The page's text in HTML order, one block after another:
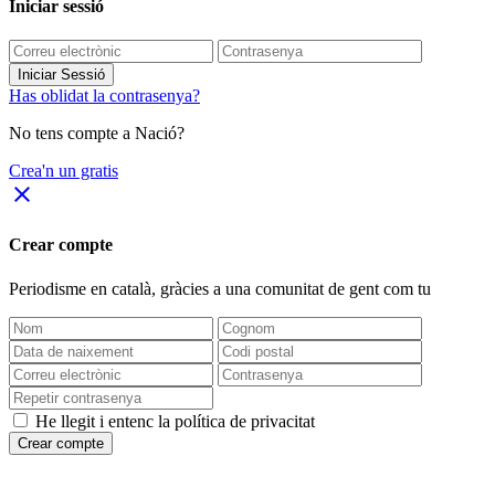
Iniciar sessió
Iniciar Sessió
Has oblidat la contrasenya?
No tens compte a Nació?
Crea'n un gratis
close
Crear compte
Periodisme en català, gràcies a una comunitat de gent com tu
He llegit i entenc la política de privacitat
Crear compte